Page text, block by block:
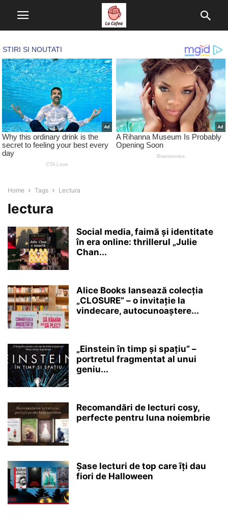
Home Tags Lectura
lectura
Social media, faimă și identitate
în era online: thrillerul „Julie
Chan...
Alice Books lansează colecția
„CLOSURE” – o invitație la
vindecare, autocunoaștere...
„Einstein în timp și spațiu” –
portretul fragmentat al unui
geniu...
Recomandări de lecturi cosy,
perfecte pentru luna noiembrie
Șase lecturi de top care îți dau
fiori de Halloween